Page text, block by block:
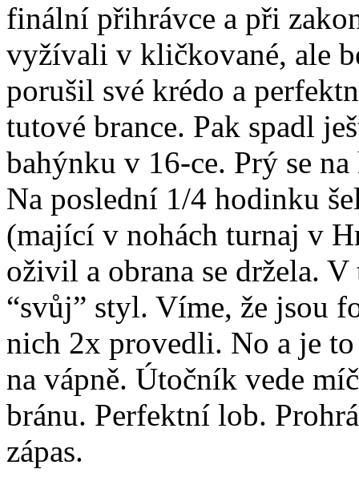
finální přihrávce a při
vyžívali v kličkované, ale
porušil své krédo a
tutové brance. Pak spadl
bahýnku v 16-ce. Prý se
Na poslední 1/4 hodinku
(mající v nohách turnaj v
oživil a obrana se držela.
“svůj” styl. Víme, že jsou
nich 2x provedli. No a je
na vápně. Útočník vede
bránu. Perfektní lob.
zápas.